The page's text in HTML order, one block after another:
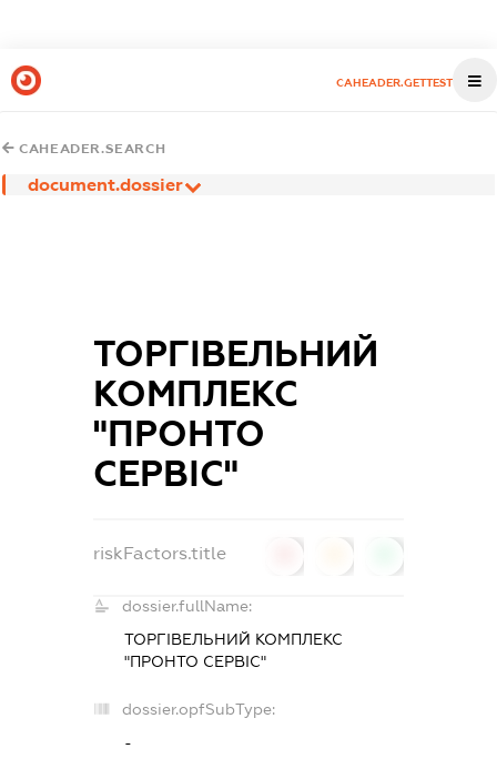
CAHEADER.GETTEST
CAHEADER.SEARCH
document.dossier
ТОРГІВЕЛЬНИЙ
КОМПЛЕКС
"ПРОНТО
СЕРВІС"
riskFactors.title
dossier.fullName:
ТОРГІВЕЛЬНИЙ КОМПЛЕКС
"ПРОНТО СЕРВІС"
dossier.opfSubType:
-